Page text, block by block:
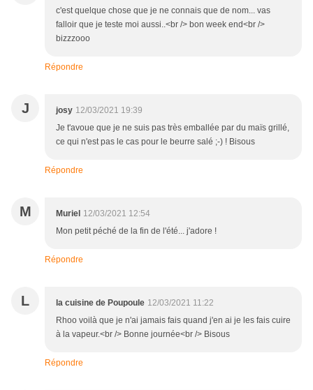
c'est quelque chose que je ne connais que de nom... vas
falloir que je teste moi aussi..<br /> bon week end<br />
bizzzooo
Répondre
J josy 12/03/2021 19:39
Je t'avoue que je ne suis pas très emballée par du maïs grillé,
ce qui n'est pas le cas pour le beurre salé ;-) ! Bisous
Répondre
M Muriel 12/03/2021 12:54
Mon petit péché de la fin de l'été... j'adore !
Répondre
L la cuisine de Poupoule 12/03/2021 11:22
Rhoo voilà que je n'ai jamais fais quand j'en ai je les fais cuire
à la vapeur.<br /> Bonne journée<br /> Bisous
Répondre